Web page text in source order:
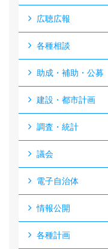
広聴広報
各種相談
助成・補助・公募
建設・都市計画
調査・統計
議会
電子自治体
情報公開
各種計画